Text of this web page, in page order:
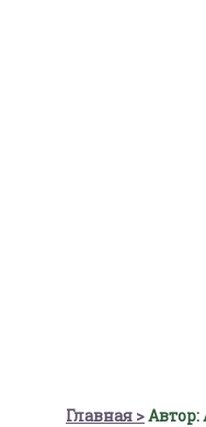
Главная